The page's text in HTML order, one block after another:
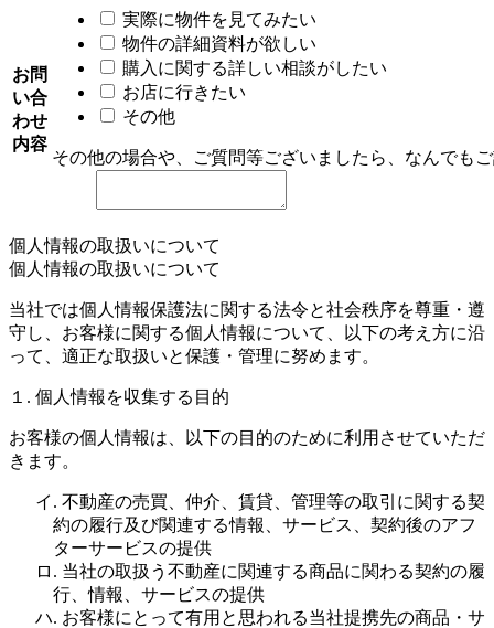
お問
い合
わせ
内容
実際に物件を見てみたい
物件の詳細資料が欲しい
購入に関する詳しい相談がしたい
お店に行きたい
その他
その他の場合や、ご質問等ございましたら、なんでも
個人情報の取扱いについて
個人情報の取扱いについて
当社では個人情報保護法に関する法令と社会秩序を尊重・遵
守し、お客様に関する個人情報について、以下の考え方に沿
って、適正な取扱いと保護・管理に努めます。
１. 個人情報を収集する目的
お客様の個人情報は、以下の目的のために利用させていただ
きます。
イ. 不動産の売買、仲介、賃貸、管理等の取引に関する契
約の履行及び関連する情報、サービス、契約後のアフ
ターサービスの提供
ロ. 当社の取扱う不動産に関連する商品に関わる契約の履
行、情報、サービスの提供
ハ. お客様にとって有用と思われる当社提携先の商品・サ